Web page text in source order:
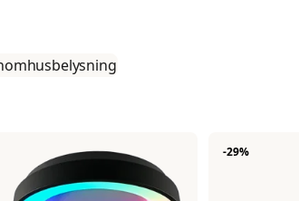
-29%